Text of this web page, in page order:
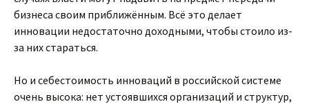
бизнеса своим приближённым. Всё это делает
инновации недостаточно доходными, чтобы стоило из-
за них стараться.
Но и себестоимость инноваций в российской системе
очень высока: нет устоявшихся организаций и структур,